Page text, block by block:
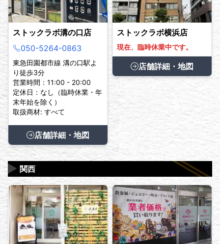
ストックラボ溝の口店
050-5264-0863
東急田園都市線 溝の口駅よ
り徒歩3分
営業時間：11:00 - 20:00
定休日：なし（臨時休業・年
末年始を除く）
取扱商材: すべて
店舗詳細・地図
ストックラボ横浜店
現在、臨時休業中です。
店舗詳細・地図
関西
▶